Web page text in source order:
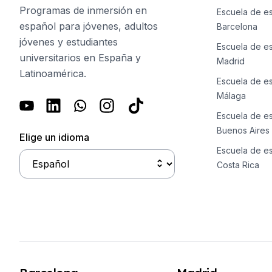
Preparación para el examen
Preparación para el examen SIELE
30-49 años
Clases grupales de español
Lecciones privadas
Cursos de español en línea
Preparación para el examen DELE
Preparación para el examen
50+ años
Más de 50 programas Sesiones
Programas de inmersión en
español para jóvenes, adultos
jóvenes y estudiantes
universitarios en España y
Latinoamérica.
Elige un idioma
Escuela de
Barcelona
Escuela de
Madrid
Escuela de
Málaga
Escuela de
Buenos Aires
Escuela de
Costa Rica